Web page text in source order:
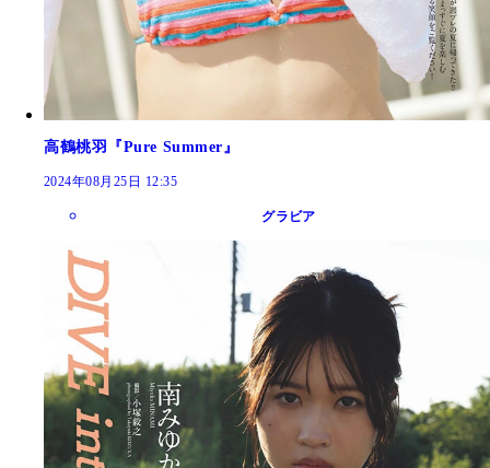
高鶴桃羽『Pure Summer』
2024年08月25日 12:35
グラビア